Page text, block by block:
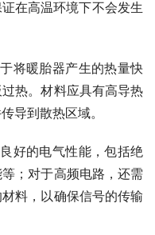
在高温环境下不会发生
将暖胎器产生的热量快
热。材料应具有高导热
导到散热区域。
好的电气性能，包括绝
；对于高频电路，还需
料，以确保信号的传输